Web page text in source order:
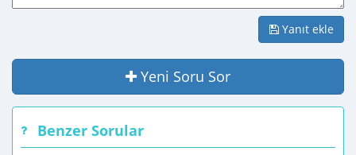
Yanıt ekle
Yeni Soru Sor
Benzer Sorular